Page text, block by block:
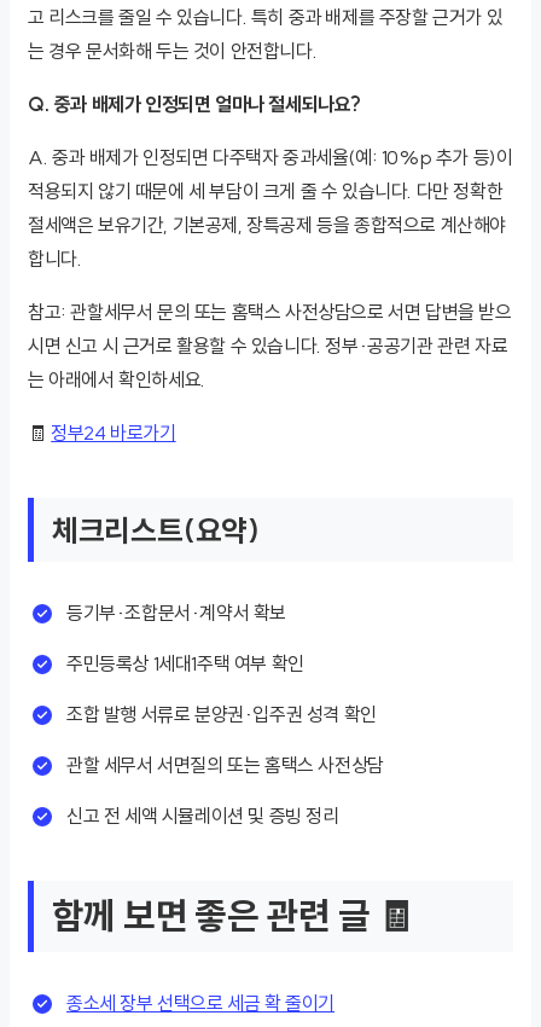
고 리스크를 줄일 수 있습니다. 특히 중과 배제를 주장할 근거가 있
는 경우 문서화해 두는 것이 안전합니다.
Q. 중과 배제가 인정되면 얼마나 절세되나요?
A. 중과 배제가 인정되면 다주택자 중과세율(예: 10%p 추가 등)이
적용되지 않기 때문에 세 부담이 크게 줄 수 있습니다. 다만 정확한
절세액은 보유기간, 기본공제, 장특공제 등을 종합적으로 계산해야
합니다.
참고: 관할세무서 문의 또는 홈택스 사전상담으로 서면 답변을 받으
시면 신고 시 근거로 활용할 수 있습니다. 정부·공공기관 관련 자료
는 아래에서 확인하세요.
🧾정부24 바로가기
체크리스트(요약)
등기부·조합문서·계약서 확보
주민등록상 1세대1주택 여부 확인
조합 발행 서류로 분양권·입주권 성격 확인
관할 세무서 서면질의 또는 홈택스 사전상담
신고 전 세액 시뮬레이션 및 증빙 정리
함께 보면 좋은 관련 글 🧾
종소세 장부 선택으로 세금 확 줄이기